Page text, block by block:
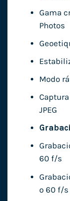
Gama
Photos
Modo
JPEG
60 f/s
o 60 f/s